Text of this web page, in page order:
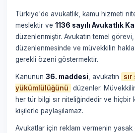
Türkiye'de avukatlık, kamu hizmeti
meslektir ve 1136 sayılı Avukatlık
düzenlenmiştir. Avukatın temel
düzenlenmesinde ve müvekkilin
gerekli özeni göstermektir.
Kanunun 36. maddesi , avukatın
yükümlülüğünü
düzenler.
her tür bilgi sır niteliğindedir ve hiçbir
kişilerle paylaşılamaz.
Avukatlar için reklam vermenin yasak